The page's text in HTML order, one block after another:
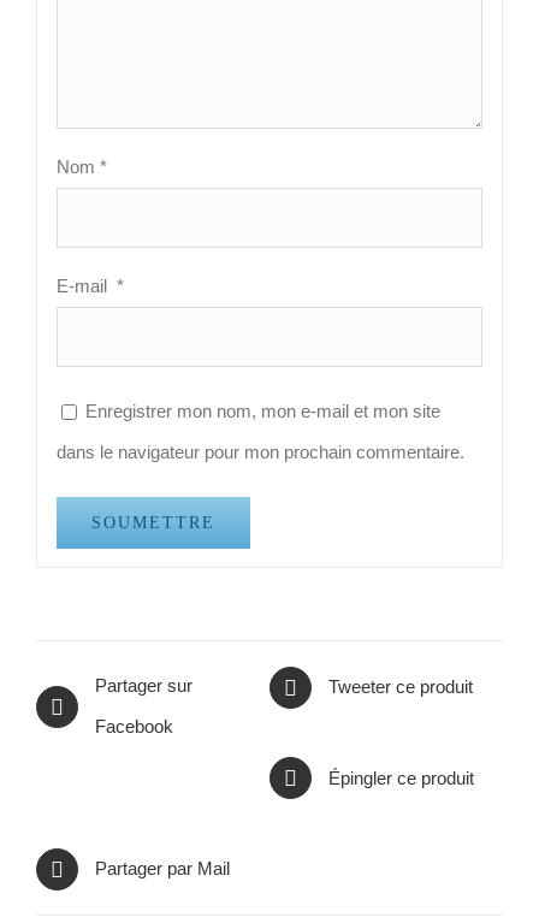
Nom *
E-mail *
Enregistrer mon nom, mon e-mail et mon site
dans le navigateur pour mon prochain commentaire.
Partager sur
Facebook
Tweeter ce produit
Épingler ce produit
Partager par Mail